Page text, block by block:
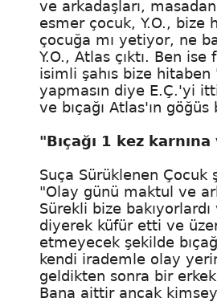
ve arkadaşları,
esmer çocuk, Y.O., bize
çocuğa mı yetiyor, ne
Y.O., Atlas çıktı. Ben ise
isimli şahıs bize
yapmasın diye E.Ç.'yi
ve bıçağı Atlas'ın
"Bıçağı 1 kez
Suça Sürüklenen Çocuk
"Olay günü maktul ve
Sürekli bize
diyerek küfür etti ve
etmeyecek şekilde
kendi irademle olay
geldikten sonra bir erkek
Bana aittir ancak